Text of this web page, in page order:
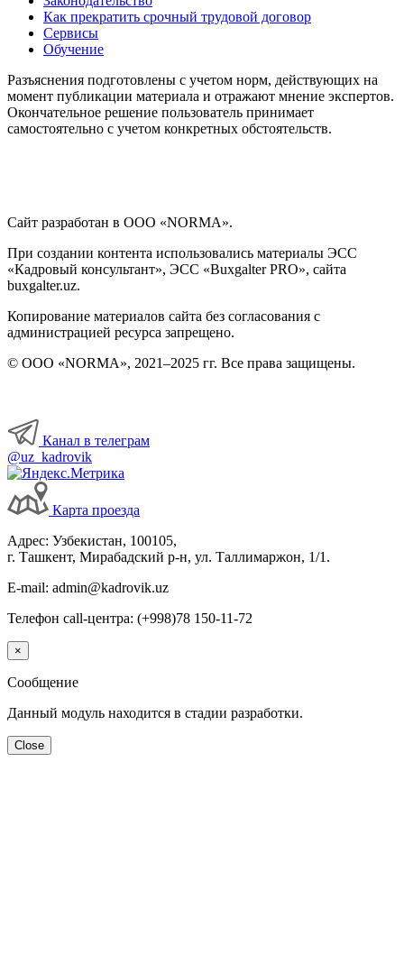
Как прекратить срочный трудовой договор
Сервисы
Обучение
Разъяснения подготовлены с учетом норм, действующих на
момент публикации материала и отражают мнение экспертов.
Окончательное решение пользователь принимает
самостоятельно с учетом конкретных обстоятельств.
Сайт разработан в ООО «NORMA».
При создании контента использовались материалы ЭСС
«Кадровый консультант», ЭСС «Buxgalter PRO», сайта
buxgalter.uz.
Копирование материалов сайта без согласования с
администрацией ресурса запрещено.
© ООО «NORMA», 2021–2025 гг. Все права защищены.
Канал в телеграм
@uz_kadrovik
Карта проезда
Адрес: Узбекистан, 100105,
г. Ташкент, Мирабадский р-н, ул. Таллимаржон, 1/1.
E-mail: admin@kadrovik.uz
Телефон call-центра: (+998)78 150-11-72
×
Сообщение
Данный модуль находится в стадии разработки.
Close